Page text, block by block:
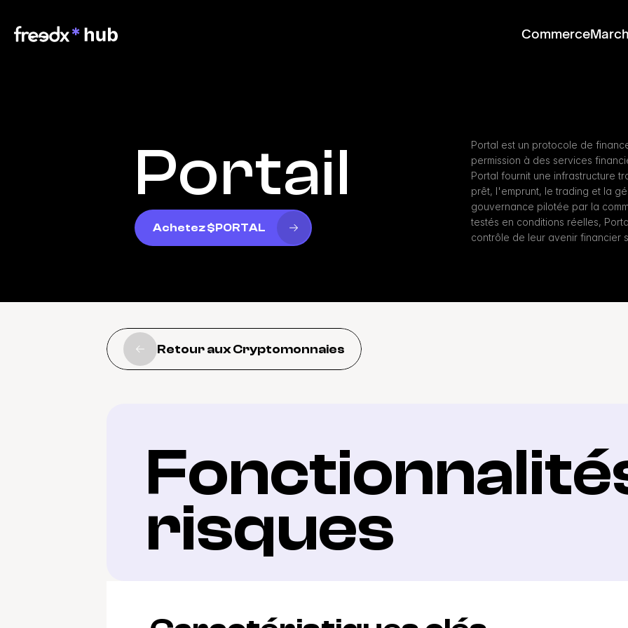
Commerce
Portail
Achetez $PORTAL
Portal est un protocole de
permission à des services
Portal fournit une infrastructure
prêt, l'emprunt, le trading et la
gouvernance pilotée par la
testés en conditions réelles,
contrôle de leur avenir financier
Retour aux Cryptomonnaies
risques